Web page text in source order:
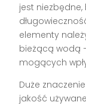
jest
elementy
bieżącą wodą
mogących
Duże
jakość